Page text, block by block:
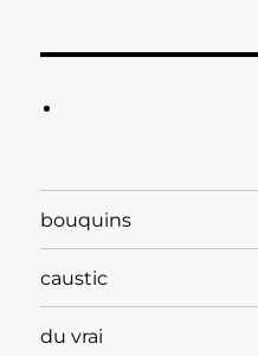
bouquins
caustic
du vrai